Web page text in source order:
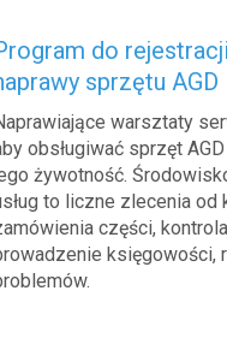
do
sprzętu AGD
warsztaty
obsługiwać sprzęt
żywotność.
to liczne zlecenia od
części,
księgowości,